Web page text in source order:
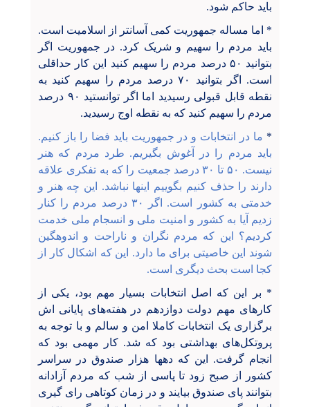
باید حاکم شود.
* اما مساله جمهوریت کمی آسانتر از اسلامیت است.
باید مردم را سهیم و شریک کرد. در جمهوریت اگر
بتوانید ۵۰ درصد مردم را سهیم کنید این کار حداقلی
است. اگر بتوانید ۷۰ درصد مردم را سهیم کنید به
نقطه قابل قبولی رسیدید اما اگر توانستید ۹۰ درصد
مردم را سهیم کنید که به نقطه اوج رسیدید.
* ما در انتخابات و در جمهوریت باید فضا را باز کنیم.
باید مردم را در آغوش بگیریم. طرد مردم که هنر
نیست. ۵۰ تا ۳۰ درصد جمعیت را که به تفکری علاقه
دارند را حذف کنیم بگوییم اینها نباشد. این چه هنر و
خدمتی به کشور است. اگر ۳۰ درصد مردم را کنار
زدیم آیا به کشور و امنیت ملی و انسجام ملی خدمت
کردیم؟ این که مردم نگران و ناراحت و اندوهگین
شوند این خاصیتی برای ما دارد. این که اشکال کار از
کجا است بحث دیگری است.
* بر این که اصل انتخابات بسیار مهم بود، یکی از
کارهای مهم دولت دوازدهم در هفته‌های پایانی اش
برگزاری یک انتخابات کاملا امن و سالم و با توجه به
پروتکل‌های بهداشتی بود که شد. کار مهمی بود که
انجام گرفت. این که دهها هزار صندوق در سراسر
کشور از صبح زود تا پاسی از شب که مردم آزادانه
بتوانند پای صندوق بیایند و در زمان کوتاهی رای گیری